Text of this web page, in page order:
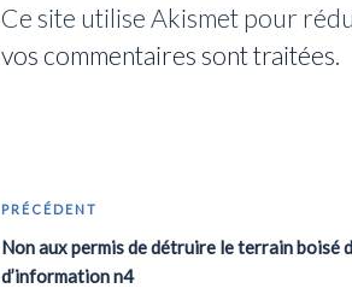
Ce site utilise Akismet pour
vos commentaires sont traitées.
Navigation
de
l’article
Article
précédent
PRÉCÉDENT
Non aux permis de détruire le terrain boisé
d’information n4